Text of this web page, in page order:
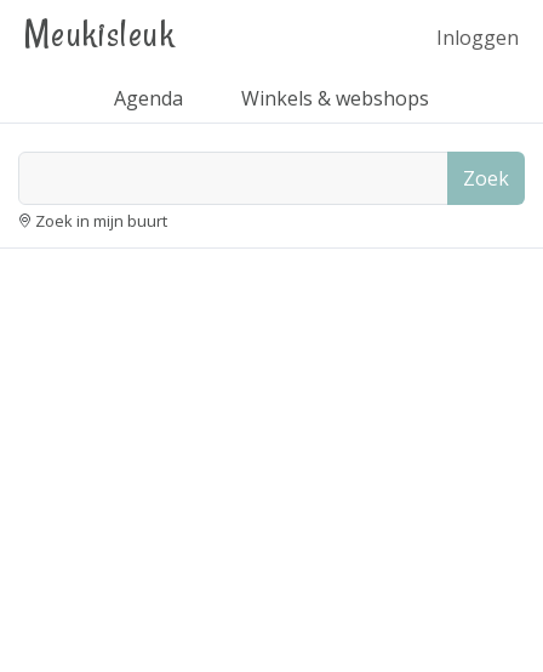
Meukisleuk Inloggen
Agenda Winkels & webshops
Zoek
Zoek in mijn buurt